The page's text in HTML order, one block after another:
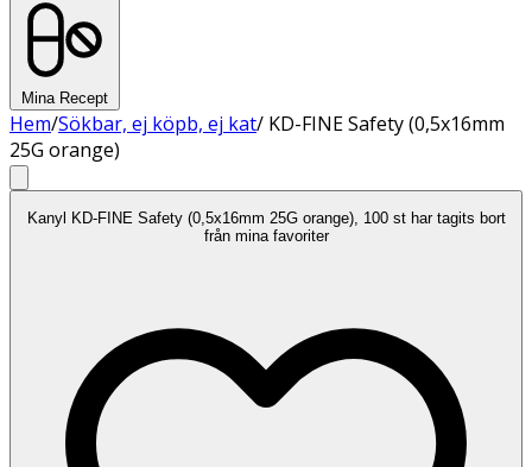
Mina Recept
Hem/Sökbar, ej köpb, ej kat/ KD-FINE Safety (0,5x16mm
25G orange)
Kanyl KD-FINE Safety (0,5x16mm 25G orange), 100 st har tagits bort
från mina favoriter